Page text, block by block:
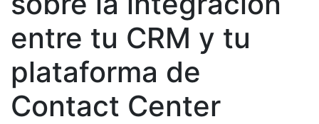
entre tu CRM y tu
plataforma de
Contact Center